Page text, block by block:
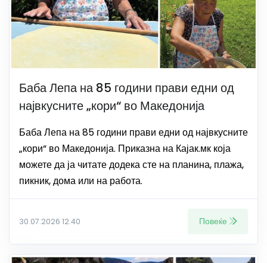
Баба Лепа на 85 години прави едни од
највкусните „кори“ во Македонија
Баба Лепа на 85 години прави едни од највкусните
„кори“ во Македонија. Приказна на Кајак.мк која
можете да ја читате додека сте на планина, плажа,
пикник, дома или на работа.
30.07.2026 12:40 Повеќе